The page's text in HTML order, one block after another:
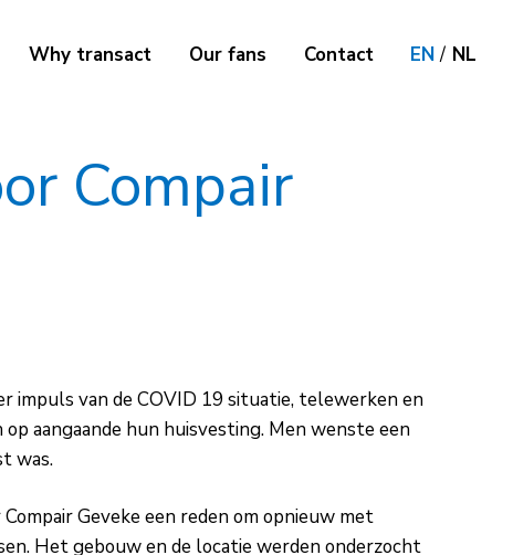
Why transact Our fans Contact EN / NL
Compair
impuls van de COVID 19 situatie, telewerken en
aangaande hun huisvesting. Men wenste een
was.
Geveke een reden om opnieuw met
Het gebouw en de locatie werden onderzocht